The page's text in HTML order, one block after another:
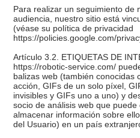
Para realizar un seguimiento de
audiencia, nuestro sitio está
(véase su política de privacidad
https://policies.google.com/
Artículo 3.2. ETIQUETAS DE
https://robotic-service.com/
balizas web (también conocidas
acción, GIFs de un solo píxel,
invisibles y GIFs uno a uno) y
socio de análisis web que
almacenar información sobre
del Usuario) en un país